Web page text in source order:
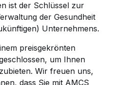
ist der Schlüssel zur
der Gesundheit
Unternehmens.
preisgekrönten
um Ihnen
Wir freuen uns,
dass Sie mit AMCS